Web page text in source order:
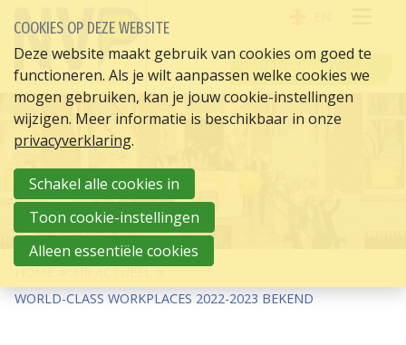
INLOGGEN
HOME
HR ACTUEEL
WORLD-CLASS WORKPLACES 2022-2023 BEKEND
COOKIES OP DEZE WEBSITE
Deze website maakt gebruik van cookies om goed te
functioneren. Als je wilt aanpassen welke cookies we
mogen gebruiken, kan je jouw cookie-instellingen
wijzigen. Meer informatie is beschikbaar in onze
privacyverklaring.
Schakel alle cookies in
Toon cookie-instellingen
Alleen essentiële cookies